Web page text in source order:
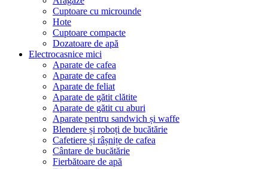
Cuptoare cu microunde
Hote
Cuptoare compacte
Dozatoare de aрă
Electrocasnice mici
Aparate de cafea
Aparate de cafea
Aparate de feliat
Aparate de gătit clătite
Aparate de gătit cu aburi
Aparate pentru sandwich și waffe
Blendere și roboți de bucătărie
Cafetiere și râșnițe de cafea
Cântare de bucătărie
Fierbătoare de apă